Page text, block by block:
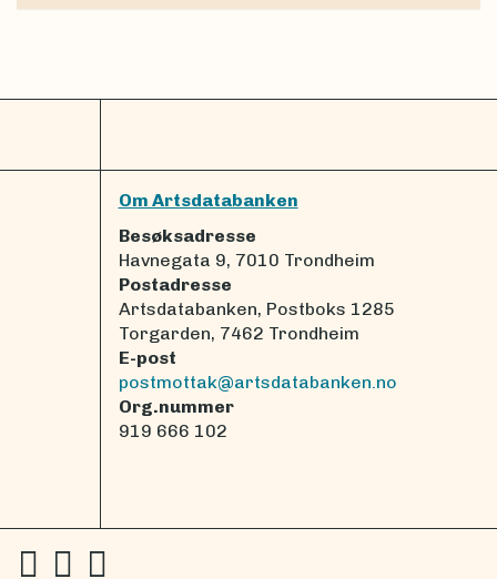
Om Artsdatabanken
Besøksadresse
Havnegata 9, 7010 Trondheim
Postadresse
Artsdatabanken, Postboks 1285
Torgarden, 7462 Trondheim
E-post
postmottak@artsdatabanken.no
Org.nummer
919 666 102